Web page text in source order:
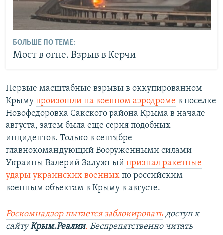
БОЛЬШЕ ПО ТЕМЕ:
Мост в огне. Взрыв в Керчи
Первые масштабные взрывы в оккупированном
Крыму произошли на военном аэродроме в поселке
Новофедоровка Сакского района Крыма в начале
августа, затем была еще серия подобных
инцидентов. Только в сентябре
главнокомандующий Вооруженными силами
Украины Валерий Залужный признал ракетные
удары украинских военных по российским
военным объектам в Крыму в августе.
Роскомнадзор пытается заблокировать доступ к
сайтуКрым.Реалии. Беспрепятственно читать